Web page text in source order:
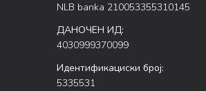
NLB banka 210053355310145
ДАНОЧЕН ИД:
4030999370099
Идентификациски број:
5335531